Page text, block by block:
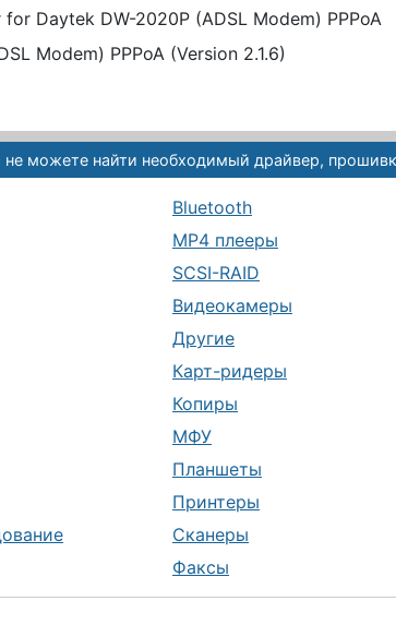
Daytek DW-2020P (ADSL Modem) PPPoA
Modem) PPPoA (Version 2.1.6)
не можете найти необходимый драйвер,
Bluetooth
MP4 плееры
SCSI-RAID
Видеокамеры
Другие
Карт-ридеры
Копиры
МФУ
Планшеты
Принтеры
Сканеры
Факсы